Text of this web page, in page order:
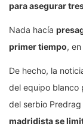
para asegurar
Nada hacía
primer tiempo,
De hecho, la
del equipo blanco
del serbio Predrag
madridista se